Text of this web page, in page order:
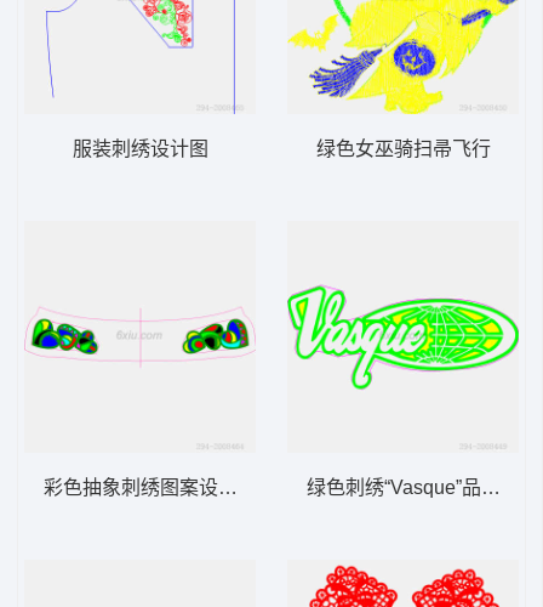
服装刺绣设计图
彩色抽象刺绣图案设计图
绿色女巫骑扫帚飞行
绿色刺绣“Vasque”品牌标